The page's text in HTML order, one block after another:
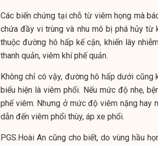
Các biến chứng tại chỗ từ viêm họng mà
chứa đầy vi trùng và nhu mô bị phá hủy từ
thuộc đường hô hấp kế cận, khiến lây
thanh quản, viêm khí phế quản.
Không chỉ có vậy, đường hô hấp dưới cũng
biểu hiện là viêm phổi. Nếu mức độ nhẹ,
phế viêm. Nhưng ở mức độ viêm nặng hay
dẫn đến viêm phổi thùy, áp xe phổi.
PGS.Hoài An cũng cho biết, do vùng hầu